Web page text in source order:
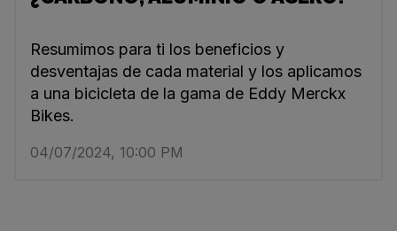
Resumimos para ti los beneficios y
desventajas de cada material y los aplicamos
a una bicicleta de la gama de Eddy Merckx
Bikes.
04/07/2024, 10:00 PM